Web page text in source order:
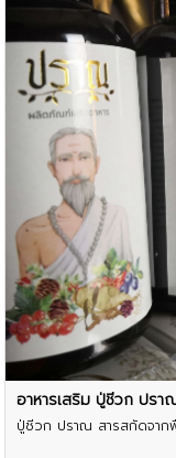
อาหารเสริม ปู่ชีวก ปรา
ปู่ชีวก ปราณ สารสกัดจาก